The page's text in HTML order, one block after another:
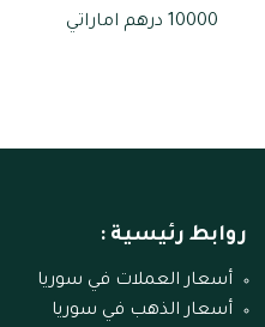
10000 درهم اماراتي
روابط رئيسية :
أسعار العملات في سوريا
أسعار الذهب في سوريا